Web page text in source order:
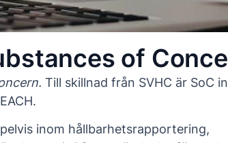
of
Till skillnad från SVHC är SoC
inom hållbarhetsrapportering,